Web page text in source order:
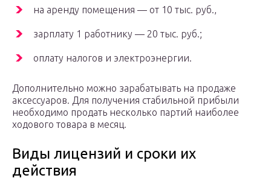
на аренду помещения — от 10 тыс. руб.,
зарплату 1 работнику — 20 тыс. руб.;
оплату налогов и электроэнергии.
Дополнительно можно зарабатывать на продаже
аксессуаров. Для получения стабильной прибыли
необходимо продать несколько партий наиболее
ходового товара в месяц.
Виды лицензий и сроки их
действия